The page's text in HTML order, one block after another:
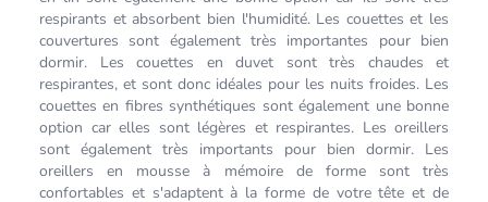
respirants et absorbent bien l'humidité. Les couettes et les
couvertures sont également très importantes pour bien
dormir. Les couettes en duvet sont très chaudes et
respirantes, et sont donc idéales pour les nuits froides. Les
couettes en fibres synthétiques sont également une bonne
option car elles sont légères et respirantes. Les oreillers
sont également très importants pour bien dormir. Les
oreillers en mousse à mémoire de forme sont très
confortables et s'adaptent à la forme de votre tête et de